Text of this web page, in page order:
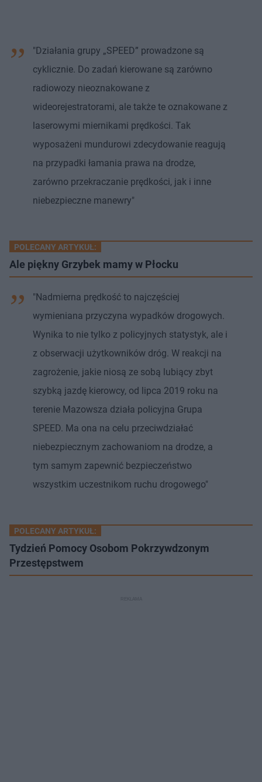
"Działania grupy „SPEED” prowadzone są
cyklicznie. Do zadań kierowane są zarówno
radiowozy nieoznakowane z
wideorejestratorami, ale także te oznakowane z
laserowymi miernikami prędkości. Tak
wyposażeni mundurowi zdecydowanie reagują
na przypadki łamania prawa na drodze,
zarówno przekraczanie prędkości, jak i inne
niebezpieczne manewry"
POLECANY ARTYKUŁ:
Ale piękny Grzybek mamy w Płocku
"Nadmierna prędkość to najczęściej
wymieniana przyczyna wypadków drogowych.
Wynika to nie tylko z policyjnych statystyk, ale i
z obserwacji użytkowników dróg. W reakcji na
zagrożenie, jakie niosą ze sobą lubiący zbyt
szybką jazdę kierowcy, od lipca 2019 roku na
terenie Mazowsza działa policyjna Grupa
SPEED. Ma ona na celu przeciwdziałać
niebezpiecznym zachowaniom na drodze, a
tym samym zapewnić bezpieczeństwo
wszystkim uczestnikom ruchu drogowego"
POLECANY ARTYKUŁ:
Tydzień Pomocy Osobom Pokrzywdzonym
Przestępstwem